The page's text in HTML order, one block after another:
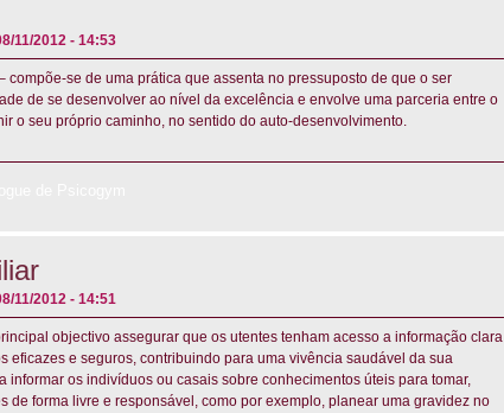
11/2012 - 14:53
compõe-se de uma prática que assenta no pressuposto de que o ser
de se desenvolver ao nível da excelência e envolve uma parceria entre o
o seu próprio caminho, no sentido do auto-desenvolvimento.
11/2012 - 14:51
objectivo assegurar que os utentes tenham acesso a informação clara
eficazes e seguros, contribuindo para uma vivência saudável da sua
os indivíduos ou casais sobre conhecimentos úteis para tomar,
de forma livre e responsável, como por exemplo, planear uma gravidez no